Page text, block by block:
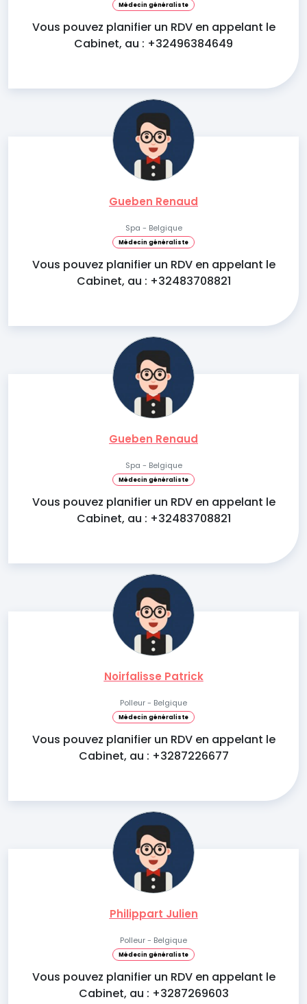
Médecin généraliste
Vous pouvez planifier un RDV en appelant le
Cabinet, au : +32496384649
Gueben Renaud
Spa - Belgique
Médecin généraliste
Vous pouvez planifier un RDV en appelant le
Cabinet, au : +32483708821
Gueben Renaud
Spa - Belgique
Médecin généraliste
Vous pouvez planifier un RDV en appelant le
Cabinet, au : +32483708821
Noirfalisse Patrick
Polleur - Belgique
Médecin généraliste
Vous pouvez planifier un RDV en appelant le
Cabinet, au : +3287226677
Philippart Julien
Polleur - Belgique
Médecin généraliste
Vous pouvez planifier un RDV en appelant le
Cabinet, au : +3287269603